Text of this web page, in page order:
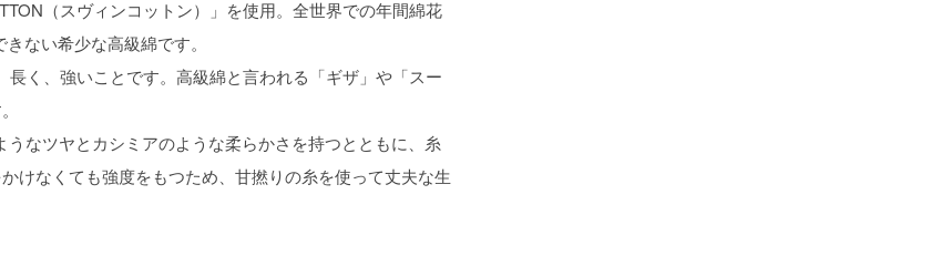
（スヴィンコットン）」を使用。全世界での年間綿花
ない希少な高級綿です。
長く、強いことです。高級綿と言われる「ギザ」や「スー
なツヤとカシミアのような柔らかさを持つとともに、糸
けなくても強度をもつため、甘撚りの糸を使って丈夫な生